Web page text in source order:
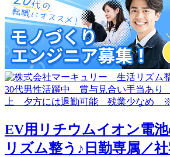
EV用リチウムイオン電
リズム整う♪日勤専属／